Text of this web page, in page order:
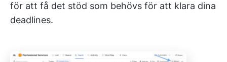
för att få det stöd som behövs för att klara dina
deadlines.